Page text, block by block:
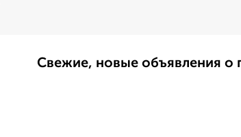
Свежие, новые объявления